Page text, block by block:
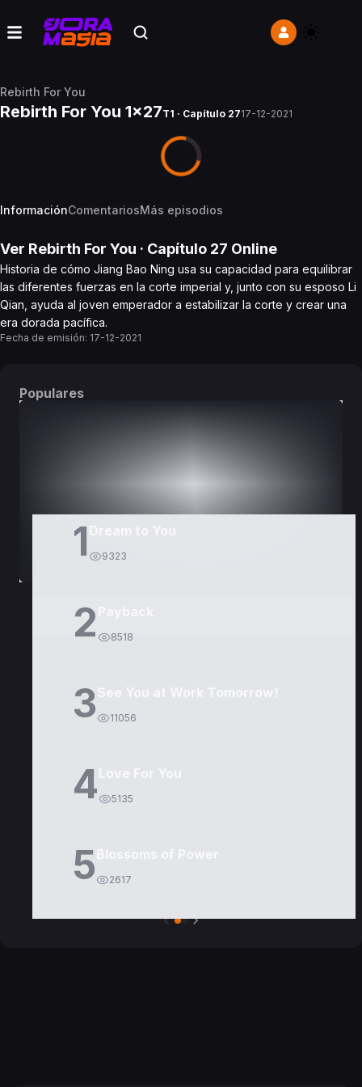
Rebirth For You
Rebirth For You 1x27T1 · Capítulo 2717-12-2021
InformaciónComentariosMás episodios
Ver Rebirth For You · Capítulo 27 Online
Historia de cómo Jiang Bao Ning usa su capacidad para equilibrar
las diferentes fuerzas en la corte imperial y, junto con su esposo Li
Qian, ayuda al joven emperador a estabilizar la corte y crear una
era dorada pacífica.
Fecha de emisión: 17-12-2021
Populares
1 9323
2 8518
3 11056
4 5135
5 2617